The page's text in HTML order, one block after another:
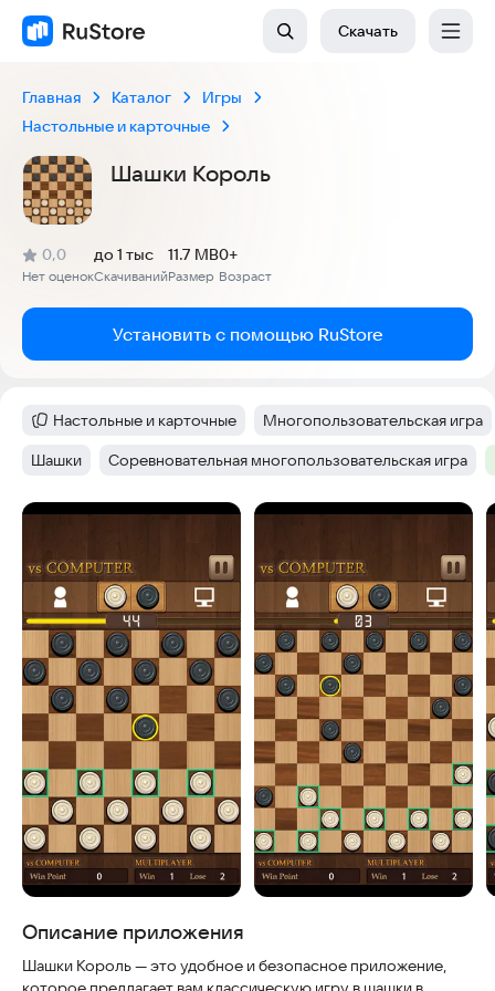
Скачать
Главная Каталог
Игры
Настольные и карточные
Шашки Король
Рейтинг:
0,0
(
Нет оценок
)
Скачиваний
до 1 тыс
Размер
11.7 MB
Возраст
0+
Установить с помощью RuStore
Категория:
Настольные и карточные Тег:
Многопользовательская игра
Тег:
Шашки Тег:
Соревновательная многопользовательская игра
Скриншоты
Описание приложения
Шашки Король — это удобное и безопасное приложение,